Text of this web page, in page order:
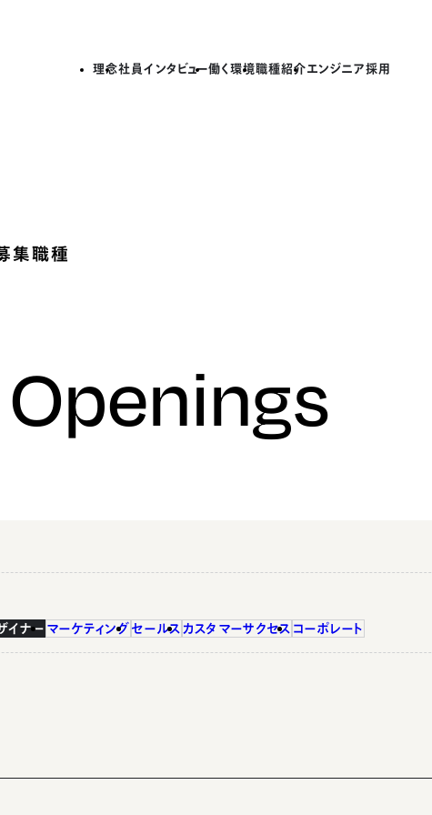
理念社員インタビュー働く環境職種紹介エンジニア採用
集職種
イナー マーケティング セールス カスタマーサクセス コーポレート